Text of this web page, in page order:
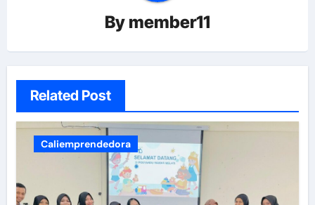
By member11
Related Post
Caliemprendedora